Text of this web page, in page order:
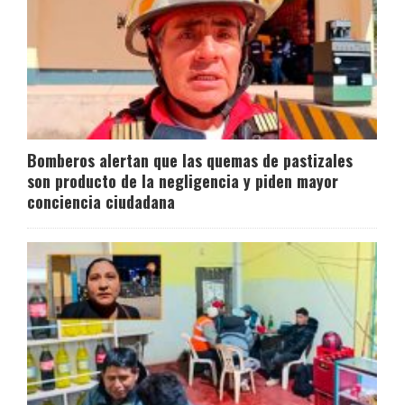
Bomberos alertan que las quemas de pastizales
son producto de la negligencia y piden mayor
conciencia ciudadana